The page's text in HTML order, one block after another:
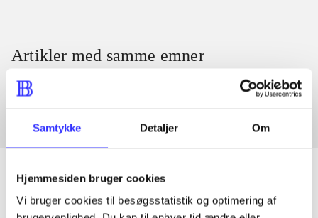
Samtykke Detaljer Om
Hjemmesiden bruger cookies
Vi bruger cookies til besøgsstatistik og optimering af
Artikler med samme emner